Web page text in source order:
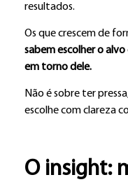
resultados.
Os que crescem de
sabem escolher o
em torno dele.
Não é sobre ter
escolhe com clareza
O insight: